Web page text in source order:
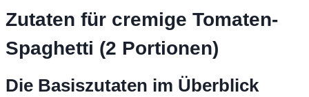
Zutaten für cremige Tomaten-
Spaghetti (2 Portionen)
Die Basiszutaten im Überblick